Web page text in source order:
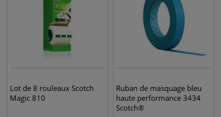
Lot de 8 rouleaux Scotch
Magic 810
Ruban de masquage bleu
haute performance 3434
Scotch®